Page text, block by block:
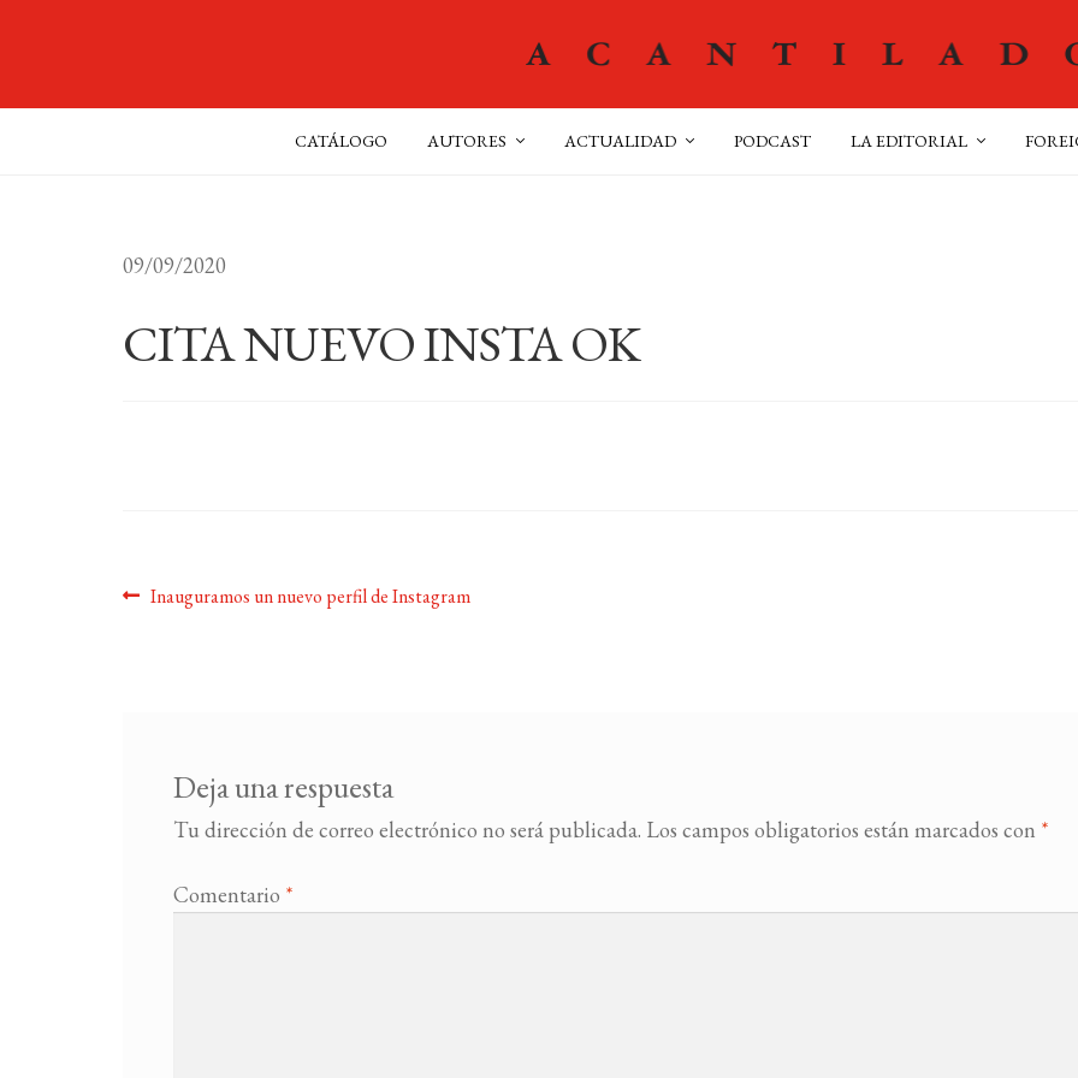
CATÁLOGO AUTORES ACTUALIDAD PODCAST LA EDITORIAL
09/09/2020
CITA NUEVO INSTA OK
Navegación
Anterior:
Inauguramos un nuevo perfil de Instagram
Deja una respuesta
Tu dirección de correo electrónico no será publicada. Los campos obligatorios están marcados con *
Comentario *